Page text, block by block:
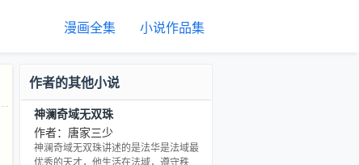
漫画全集 小说作品集
作者的其他小说
神澜奇域无双珠
作者：唐家三少
神澜奇域无双珠讲述的是法华是法域最
优秀的天才，他生活在法域，遵守秩